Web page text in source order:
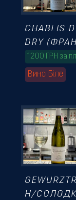
Вино Біле
CHABLIS
DRY
1200 ГРН за
Н/